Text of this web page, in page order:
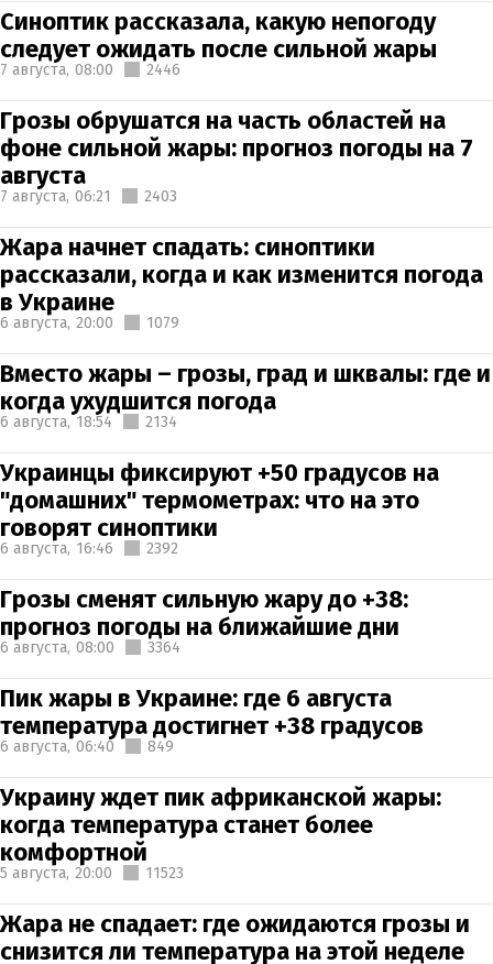
Синоптик рассказала, какую непогоду
следует ожидать после сильной жары
7 августа, 08:00 2446
Грозы обрушатся на часть областей на
фоне сильной жары: прогноз погоды на 7
августа
7 августа, 06:21 2403
Жара начнет спадать: синоптики
рассказали, когда и как изменится погода
в Украине
6 августа, 20:00 1079
Вместо жары – грозы, град и шквалы: где и
когда ухудшится погода
6 августа, 18:54 2134
Украинцы фиксируют +50 градусов на
"домашних" термометрах: что на это
говорят синоптики
6 августа, 16:46 2392
Грозы сменят сильную жару до +38:
прогноз погоды на ближайшие дни
6 августа, 08:00 3364
Пик жары в Украине: где 6 августа
температура достигнет +38 градусов
6 августа, 06:40 849
Украину ждет пик африканской жары:
когда температура станет более
комфортной
5 августа, 20:00 11523
Жара не спадает: где ожидаются грозы и
снизится ли температура на этой неделе